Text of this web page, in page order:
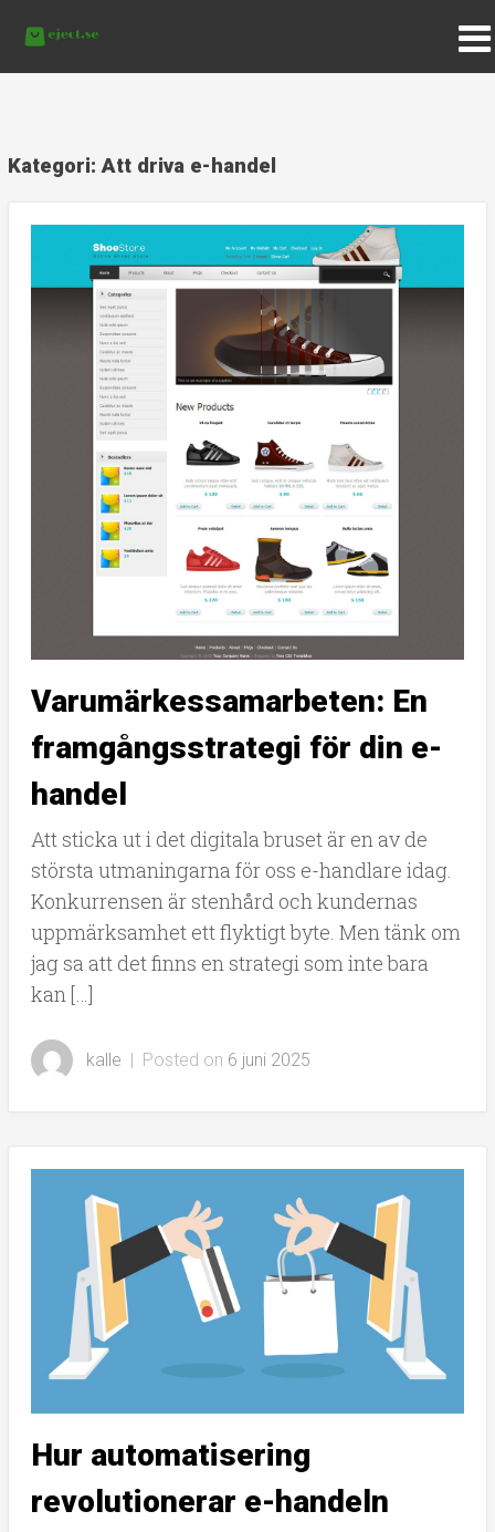
Kategori:Att driva e-handel
Varumärkessamarbeten: En
framgångsstrategi för din e-
handel
Att sticka ut i det digitala bruset är en av de
största utmaningarna för oss e-handlare idag.
Konkurrensen är stenhård och kundernas
uppmärksamhet ett flyktigt byte. Men tänk om
jag sa att det finns en strategi som inte bara
kan […]
kalle | Posted on 6 juni 2025
Hur automatisering
revolutionerar e-handeln